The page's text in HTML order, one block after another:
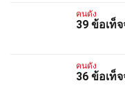
คนดัง
39 ข้อเท็
คนดัง
36 ข้อเท็